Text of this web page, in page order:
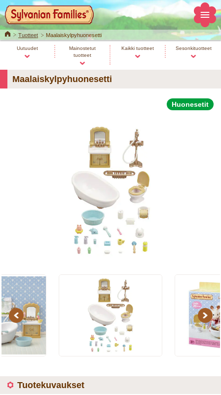
HomeTuotteet Maalaiskylpyhuonesetti
Uutuudet
Mainostetut
tuotteet
Kaikki tuotteet Sesonkituotteet
Maalaiskylpyhuonesetti
Huonesetit
Previous Next
Tuotekuvaukset